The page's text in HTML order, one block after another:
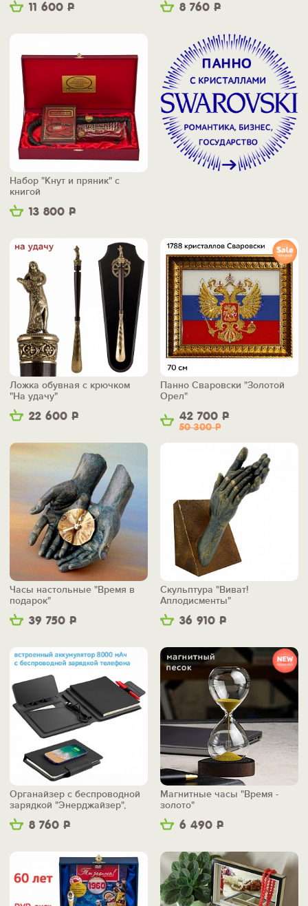
11 600 Р
8 760 Р
13 800 Р
Набор "Кнут и пряник" с
книгой
22 600 Р
Ложка обувная с крючком
"На удачу"
42 700 Р
50 300Р
Панно Сваровски "Золотой
Орел"
39 750 Р
Часы настольные "Время в
подарок"
36 910 Р
Скульптура "Виват!
Аплодисменты"
8 760 Р
Органайзер с беспроводной
зарядкой "Энерджайзер",
вер.2
6 490 Р
Магнитные часы "Время -
золото"